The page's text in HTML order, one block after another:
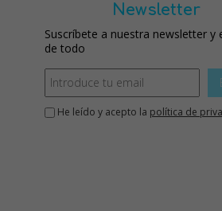
Newsletter
Suscríbete a nuestra newsletter y
de todo
He leído y acepto la política de